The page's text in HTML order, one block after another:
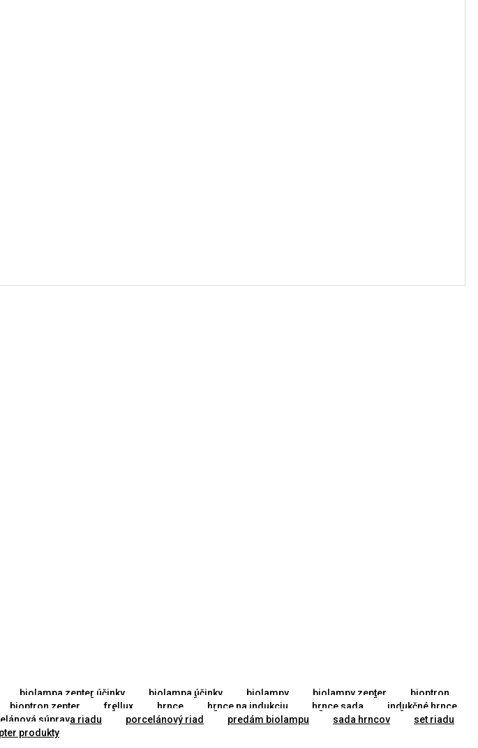
biolampa zepter účinky biolampa účinky biolampy biolampy zepter
bioptron
bioptron zepter frellux hrnce hrnce na indukciu hrnce sada
indukčné hrnce
súprava riadu porcelánový riad predám biolampu sada hrncov
set riadu
produkty